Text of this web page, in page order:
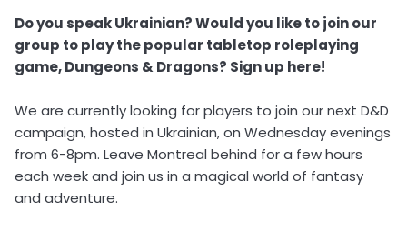
Do you speak Ukrainian? Would you like to join our
group to play the popular tabletop roleplaying
game, Dungeons & Dragons? Sign up here!
We are currently looking for players to join our next D&D
campaign, hosted in Ukrainian, on Wednesday evenings
from 6-8pm. Leave Montreal behind for a few hours
each week and join us in a magical world of fantasy
and adventure.